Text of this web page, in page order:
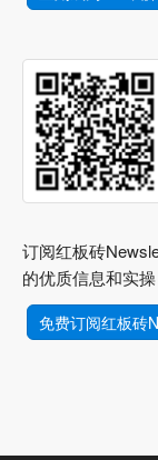
订阅红板砖
的优质信息和实
免费订阅红板砖